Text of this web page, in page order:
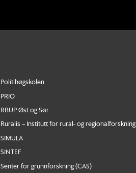
Politihøgskolen
PRIO
RBUP Øst og Sør
Ruralis – Institutt for rural- og regionalforskning
SIMULA
SINTEF
Senter for grunnforskning (CAS)